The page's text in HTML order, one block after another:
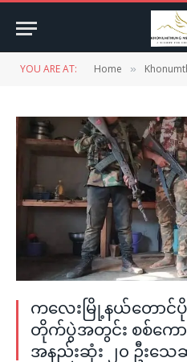
YOU ARE AT: Home »
ကလေးမြို့နယ်တောင်
တိုက်ပွဲအတွင်း စစ်ကေ
အနည်းဆုံး ၂၀ ဦးသေ